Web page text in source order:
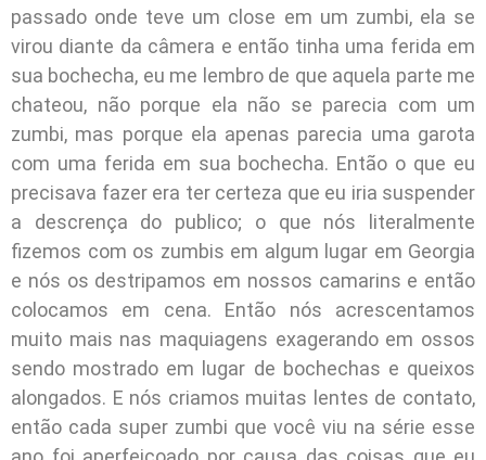
passado onde teve um close em um zumbi, ela se
virou diante da câmera e então tinha uma ferida em
sua bochecha, eu me lembro de que aquela parte me
chateou, não porque ela não se parecia com um
zumbi, mas porque ela apenas parecia uma garota
com uma ferida em sua bochecha. Então o que eu
precisava fazer era ter certeza que eu iria suspender
a descrença do publico; o que nós literalmente
fizemos com os zumbis em algum lugar em Georgia
e nós os destripamos em nossos camarins e então
colocamos em cena. Então nós acrescentamos
muito mais nas maquiagens exagerando em ossos
sendo mostrado em lugar de bochechas e queixos
alongados. E nós criamos muitas lentes de contato,
então cada super zumbi que você viu na série esse